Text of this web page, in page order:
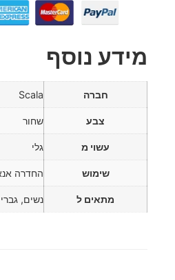
מידע נוסף
חברה Scala
צבע שחור
עשוי מ גלי
שימוש החדרה
מתאים ל נשים,